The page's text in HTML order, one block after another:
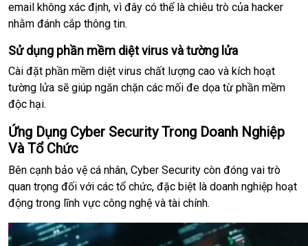
email không xác định, vì đây có thể là chiêu trò của hacker
nhằm đánh cắp thông tin.
Sử dụng phần mềm diệt virus và tường lửa
Cài đặt phần mềm diệt virus chất lượng cao và kích hoạt
tường lửa sẽ giúp ngăn chặn các mối đe dọa từ phần mềm
độc hại.
Ứng Dụng Cyber Security Trong Doanh Nghiệp
Và Tổ Chức
Bên cạnh bảo vệ cá nhân, Cyber Security còn đóng vai trò
quan trọng đối với các tổ chức, đặc biệt là doanh nghiệp hoạt
động trong lĩnh vực công nghệ và tài chính.